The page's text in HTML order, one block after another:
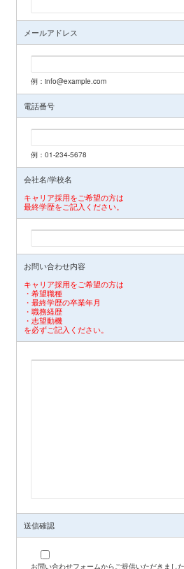
メールアドレス
例：info@example.com
電話番号
例：01-234-5678
会社名/学校名
キャリア採用をご希望の方は
最終学歴をご記入ください。
お問い合わせ内容
キャリア採用をご希望の方は
・希望職種
・最終学歴の卒業年月
・職務経歴
・志望動機
を必ずご記入ください。
送信確認
お問い合わせフォームからご提供いただきまし